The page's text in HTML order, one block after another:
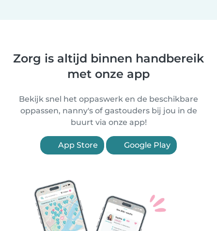
Zorg is altijd binnen handbereik
met onze app
Bekijk snel het oppaswerk en de beschikbare
oppassen, nanny's of gastouders bij jou in de
buurt via onze app!
App Store Google Play